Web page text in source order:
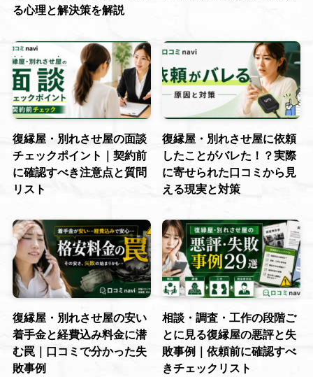
る心理と解決策を解説
復縁屋・別れさせ屋の面談
チェックポイント｜契約前
に確認すべき注意点と質問
リスト
復縁屋・別れさせ屋に依頼
したことがバレた！？実際
に寄せられた口コミから見
える現実と対策
復縁屋・別れさせ屋の安い
着手金と経費込み料金に潜
む罠｜口コミで分かった失
敗事例
相談・調査・工作の段階ご
とに見る復縁屋の悪評と失
敗事例｜依頼前に確認すべ
きチェックリスト